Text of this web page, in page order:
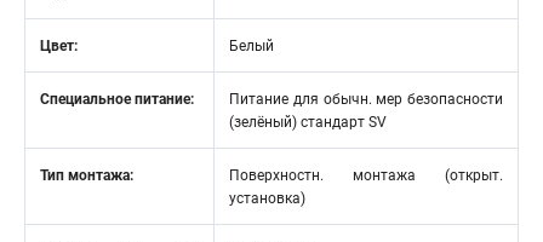
Цвет: Белый
Специальное питание:
Питание для обычн. мер безопасности
(зелёный) стандарт SV
Тип монтажа:
Поверхностн. монтажа (открыт.
установка)